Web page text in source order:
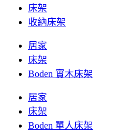
床架
收納床架
居家
床架
Boden 實木床架
居家
床架
Boden 單人床架